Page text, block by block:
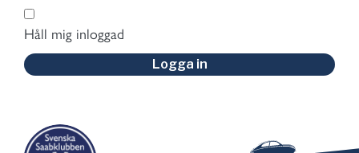
Håll mig inloggad
Logga in